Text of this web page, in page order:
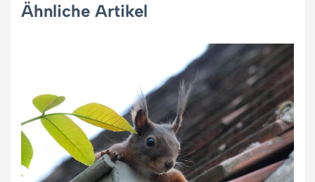
Ähnliche Artikel